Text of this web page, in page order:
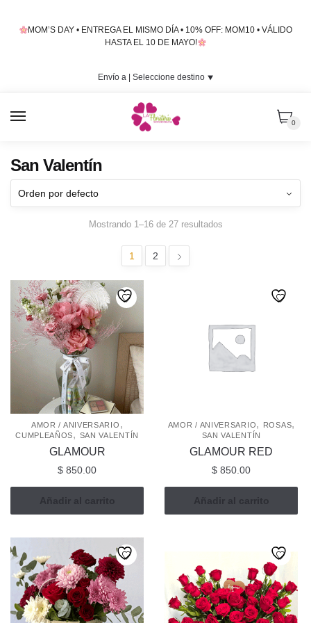
MOM’S DAY • ENTREGA EL MISMO DÍA • 10% OFF: MOM10 • VÁLIDO
HASTA EL 10 DE MAYO!
Envío a | Seleccione destino⯆
0
San Valentín
Mostrando 1–16 de 27 resultados
1 2
AMOR / ANIVERSARIO ,
CUMPLEAÑOS, SAN VALENTÍN
GLAMOUR
$ 850.00
Añadir al carrito
AMOR / ANIVERSARIO, ROSAS,
SAN VALENTÍN
GLAMOUR RED
$ 850.00
Añadir al carrito